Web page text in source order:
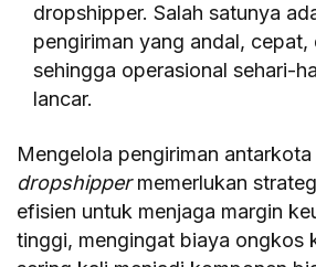
dropshipper. Salah satunya
pengiriman yang andal, cepat,
sehingga operasional sehari-
lancar.
Mengelola pengiriman
dropshippermemerlukan
efisien untuk menjaga margin
tinggi, mengingat biaya ongkos